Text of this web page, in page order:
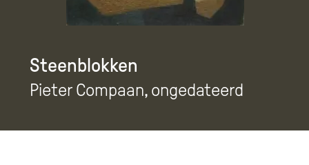
Steenblokken
Pieter Compaan, ongedateerd